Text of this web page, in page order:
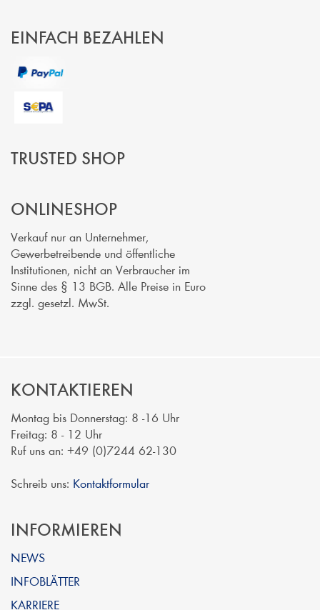
EINFACH BEZAHLEN
TRUSTED SHOP
ONLINESHOP
Verkauf nur an Unternehmer,
Gewerbetreibende und öffentliche
Institutionen, nicht an Verbraucher im
Sinne des § 13 BGB. Alle Preise in Euro
zzgl. gesetzl. MwSt.
KONTAKTIEREN
Montag bis Donnerstag: 8 -16 Uhr
Freitag: 8 - 12 Uhr
Ruf uns an: +49 (0)7244 62-130
Schreib uns: Kontaktformular
INFORMIEREN
NEWS
INFOBLÄTTER
KARRIERE